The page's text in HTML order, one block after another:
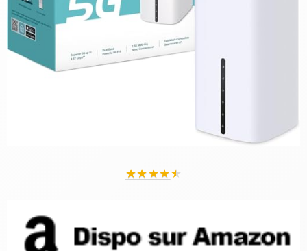
★★★★★